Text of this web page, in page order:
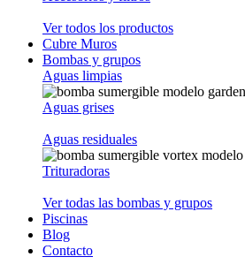
Ver todos los productos
Cubre Muros
Bombas y grupos
Aguas limpias
Aguas grises
Aguas residuales
Trituradoras
Ver todas las bombas y grupos
Piscinas
Blog
Contacto